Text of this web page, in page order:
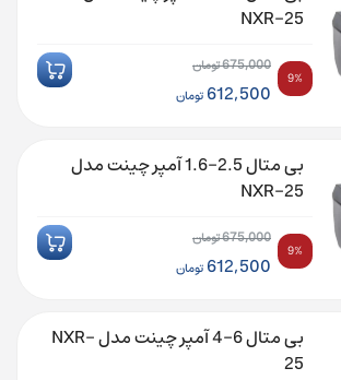
بود.
612,500 تومان.
NXR-25
675,000تومان
قیمت
675,000 تومان
بود.
612,500 تومان
فعلی:
612,500 تومان.
9%
بی متال 2.5-1.6 آمپر چینت مدل
NXR-25
675,000تومان
قیمت
675,000 تومان
بود.
612,500 تومان
فعلی:
9%
بی متال 6-4 آمپر چینت مدل NXR-
25